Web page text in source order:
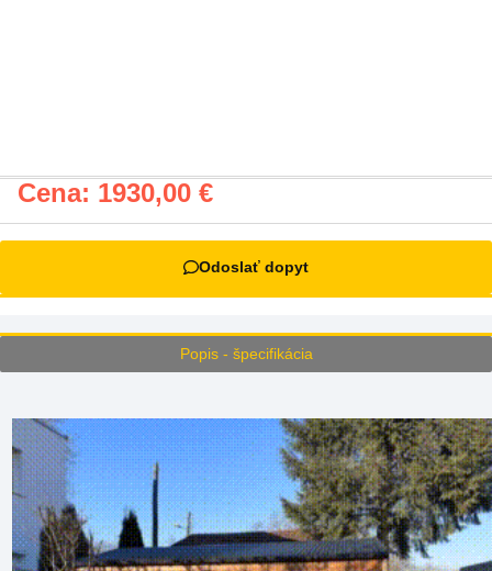
Cena: 1930,00 €
Odoslať dopyt
Popis - špecifikácia